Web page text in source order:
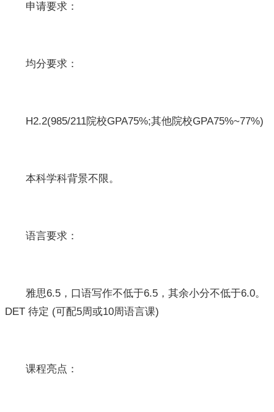
申请要求：
均分要求：
H2.2(985/211院校GPA75%;其他院校GPA75%~77%)
本科学科背景不限。
语言要求：
雅思6.5，口语写作不低于6.5，其余小分不低于6.0。
DET 待定 (可配5周或10周语言课)
课程亮点：